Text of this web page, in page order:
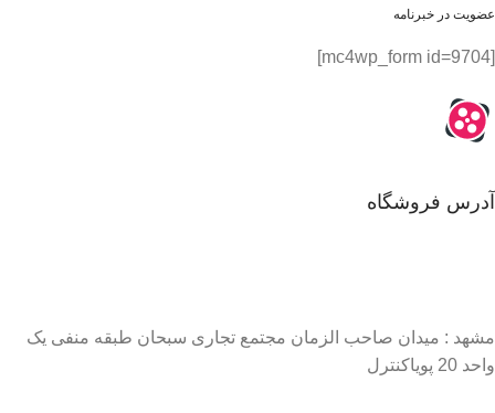
عضویت در خبرنامه
آدرس فروشگاه
مشهد : میدان صاحب الزمان مجتمع تجاری سبحان طبقه منفی یک
واحد 20 پویاکنترل